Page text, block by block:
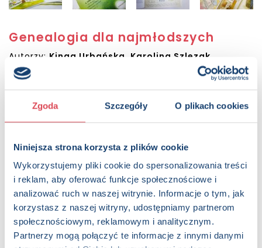
Zgoda Szczegóły O plikach cookies
Niniejsza strona korzysta z plików cookie
Wykorzystujemy pliki cookie do spersonalizowania treści
i reklam, aby oferować funkcje społecznościowe i
analizować ruch w naszej witrynie. Informacje o tym, jak
korzystasz z naszej witryny, udostępniamy partnerom
społecznościowym, reklamowym i analitycznym.
Partnerzy mogą połączyć te informacje z innymi danymi
Genealogia dla najmłodszych
Autorzy: Kinga Urbańska Karolina Szlęzak
Przemysław Jędrzejewski
Sugerowana cena detaliczna:
KUP NA SWIATKSIAZKI.PL
KUP NA KSIAZKI.PL
OPIS
Pięknie zilustrowana książka będąca dla dzieci wehikułem
czasu, który przeniesie je do przeszłości, tej bliższej, i tej
odległej. Skąd się wzięliśmy? Czego możemy dowiedzieć się
od naszych bliskich o przeszłości? Jak zbierać informacje? I